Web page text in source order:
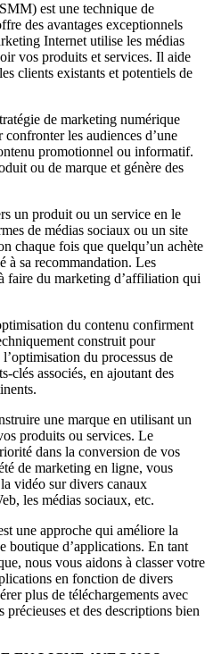
est une technique de
des avantages exceptionnels
Internet utilise les médias
vos produits et services. Il aide
clients existants et potentiels de
de marketing numérique
les audiences d’une
promotionnel ou informatif.
ou de marque et génère des
un produit ou un service en le
de médias sociaux ou un site
chaque fois que quelqu’un achète
à sa recommandation. Les
faire du marketing d’affiliation qui
du contenu confirment
construit pour
du processus de
clés associés, en ajoutant des
une marque en utilisant un
produits ou services. Le
dans la conversion de vos
de marketing en ligne, vous
vidéo sur divers canaux
les médias sociaux, etc.
une approche qui améliore la
boutique d’applications. En tant
nous vous aidons à classer votre
en fonction de divers
plus de téléchargements avec
précieuses et des descriptions bien